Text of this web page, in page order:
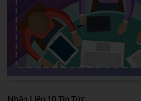
Nhập Liệu 10 Tin Tức